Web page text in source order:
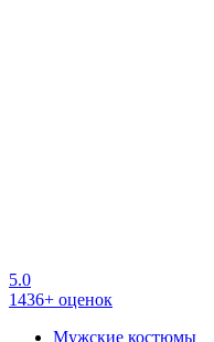
5.0
1436+ оценок
Мужские костюмы